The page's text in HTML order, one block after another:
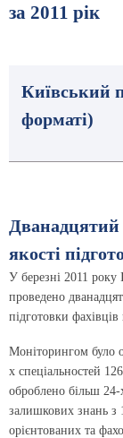
за 2011 рік
Київський
форматі)
Дванадцятий
якості
У березні 2011 року
проведено
підготовки
Моніторингом було
х спеціальностей
оброблено більш 24-
залишкових знань з
орієнтованих та